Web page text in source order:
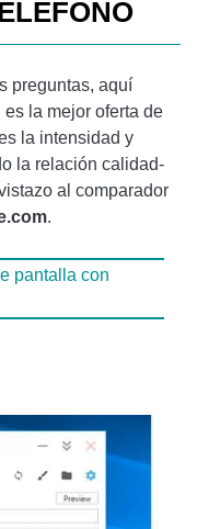
preguntas, aquí
la mejor oferta de
la intensidad y
la relación calidad-
al comparador
.
pantalla con